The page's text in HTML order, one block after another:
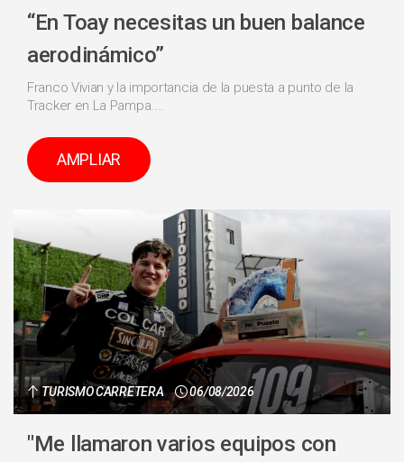
“En Toay necesitas un buen balance
aerodinámico”
Franco Vivian y la importancia de la puesta a punto de la
Tracker en La Pampa....
AMPLIAR
TURISMO CARRETERA 06/08/2026
"Me llamaron varios equipos con